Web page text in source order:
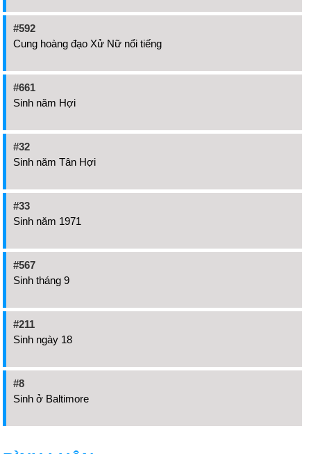
#592
Cung hoàng đạo Xử Nữ nổi tiếng
#661
Sinh năm Hợi
#32
Sinh năm Tân Hợi
#33
Sinh năm 1971
#567
Sinh tháng 9
#211
Sinh ngày 18
#8
Sinh ở Baltimore